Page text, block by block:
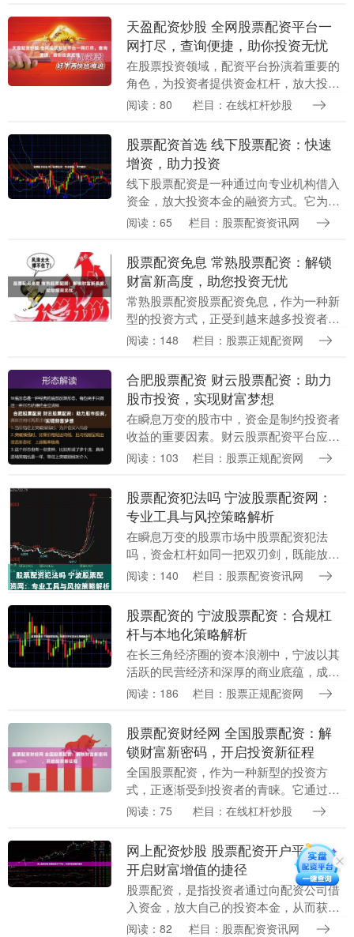
握市场机遇。 *....
天盈配资炒股 全网股票配资平台一
网打尽，查询便捷，助你投资无忧
在股票投资领域，配资平台扮演着重要的
角色，为投资者提供资金杠杆，放大投资
收益。然而，面对海量的配资平台，投资
们倾力打造了全网....
阅读：80 栏目：在线杠杆炒股
股票配资首选 线下股票配资：快速
增资，助力投资
线下股票配资是一种通过向专业机构借入
资金，放大投资本金的融资方式。它为投
资者提供了快速增资的途径，助力其扩大
上是一种融资杠....
阅读：65 栏目：股票配资资讯网
股票配资免息 常熟股票配资：解锁
财富新高度，助您投资无忧
常熟股票配资股票配资免息，作为一种新
型的投资方式，正受到越来越多投资者的
青睐。它通过向投资者提供资金杠杆，放
度。 * **高杠....
阅读：148 栏目：股票正规配资网
合肥股票配资 财云股票配资：助力
股市投资，实现财富梦想
在瞬息万变的股市中，资金是制约投资者
收益的重要因素。财云股票配资平台应运
而生，为投资者提供杠杆资金，助力其放
构受国家监管，....
阅读：103 栏目：股票正规配资网
股票配资犯法吗 宁波股票配资网：
专业工具与风控策略解析
在瞬息万变的股票市场中股票配资犯法
吗，资金杠杆如同一把双刃剑，既能放大
收益，也可能加剧风险。宁波股票配资网
不仅在于提供资金渠....
阅读：140 栏目：股票配资资讯网
股票配资的 宁波股票配资：合规杠
杆与本地化策略解析
在长三角经济圈的资本浪潮中，宁波以其
活跃的民营经济和深厚的商业底蕴，成为
股票配资市场不可忽视的区域力量。然
放式配资模式已成过....
阅读：186 栏目：股票正规配资网
股票配资财经网 全国股票配资：解
锁财富新密码，开启投资新征程
全国股票配资，作为一种新型的投资方
式，正逐渐受到投资者的青睐。它通过向
投资者提供杠杆资金，放大投资收益，为
择正规的配资....
阅读：75 栏目：在线杠杆炒股
网上配资炒股 股票配资开户平台：
开启财富增值的捷径
股票配资，是指投资者通过向配资公司借
入资金，放大自己的投资本金，从而获得
更高的收益。股票配资开户平台为投资者
阅读：82 栏目：股票配资资讯网